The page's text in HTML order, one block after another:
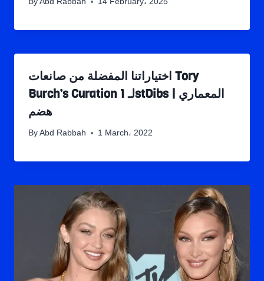
اختياراتنا المفضلة من صانعات Tory
Burch’s Curation لـ 1stDibs | المعماري
هضم
By Abd Rabbah 1 March، 2022